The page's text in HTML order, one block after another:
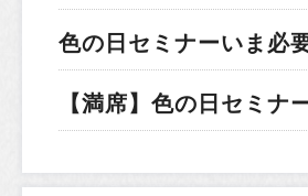
色の日セミナーいま必
【満席】色の日セミナ